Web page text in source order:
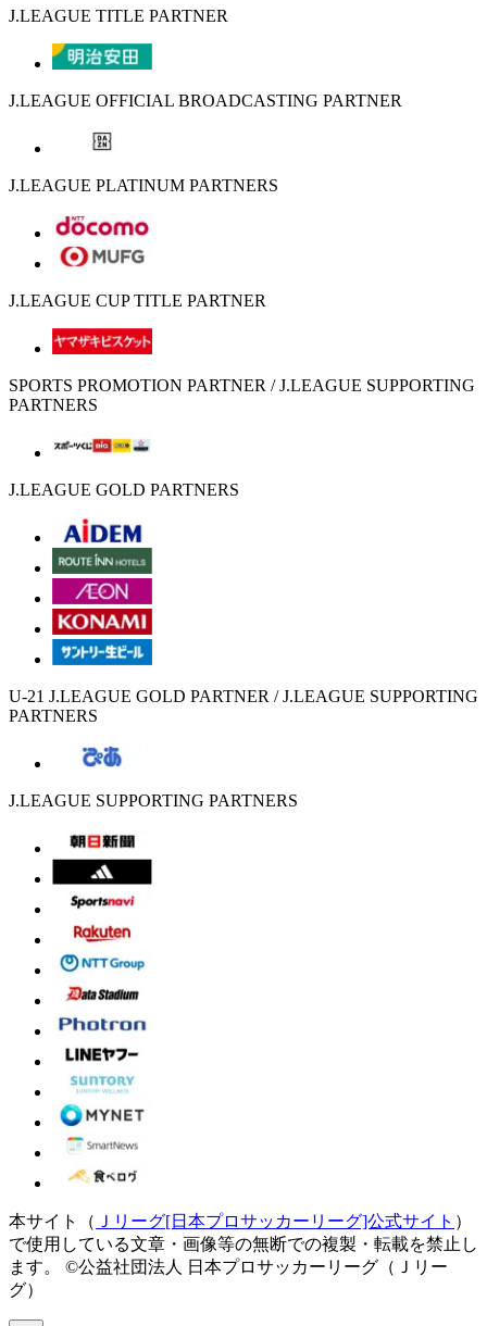
J.LEAGUE TITLE PARTNER
J.LEAGUE OFFICIAL BROADCASTING PARTNER
J.LEAGUE PLATINUM PARTNERS
J.LEAGUE CUP TITLE PARTNER
SPORTS PROMOTION PARTNER / J.LEAGUE SUPPORTING
PARTNERS
J.LEAGUE GOLD PARTNERS
U-21 J.LEAGUE GOLD PARTNER / J.LEAGUE SUPPORTING
PARTNERS
J.LEAGUE SUPPORTING PARTNERS
本サイト（ Ｊリーグ[日本プロサッカーリーグ]公式サイト ）
で使用している文章・画像等の無断での複製・転載を禁止し
ます。
©公益社団法人 日本プロサッカーリーグ（Ｊリー
グ）